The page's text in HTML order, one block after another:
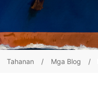
Tahanan Mga Blog